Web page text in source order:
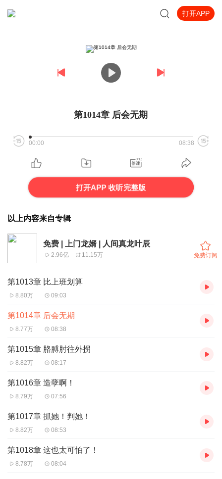
打开APP
第1014章 后会无期
00:00 08:38
打开APP 收听完整版
以上内容来自专辑
免费 | 上门龙婿 | 人间真龙叶辰
2.96亿 11.15万 免费订阅
第1013章 比上班划算
8.80万 09:03
第1014章 后会无期
8.77万 08:38
第1015章 胳膊肘往外拐
8.82万 08:17
第1016章 造孽啊！
8.79万 07:56
第1017章 抓她！判她！
8.82万 08:53
第1018章 这也太可怕了！
8.78万 08:04